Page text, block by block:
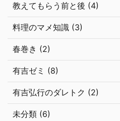
教えてもらう前と後 (4)
料理のマメ知識 (3)
春巻き (2)
有吉ゼミ (8)
有吉弘行のダレトク (2)
未分類 (6)